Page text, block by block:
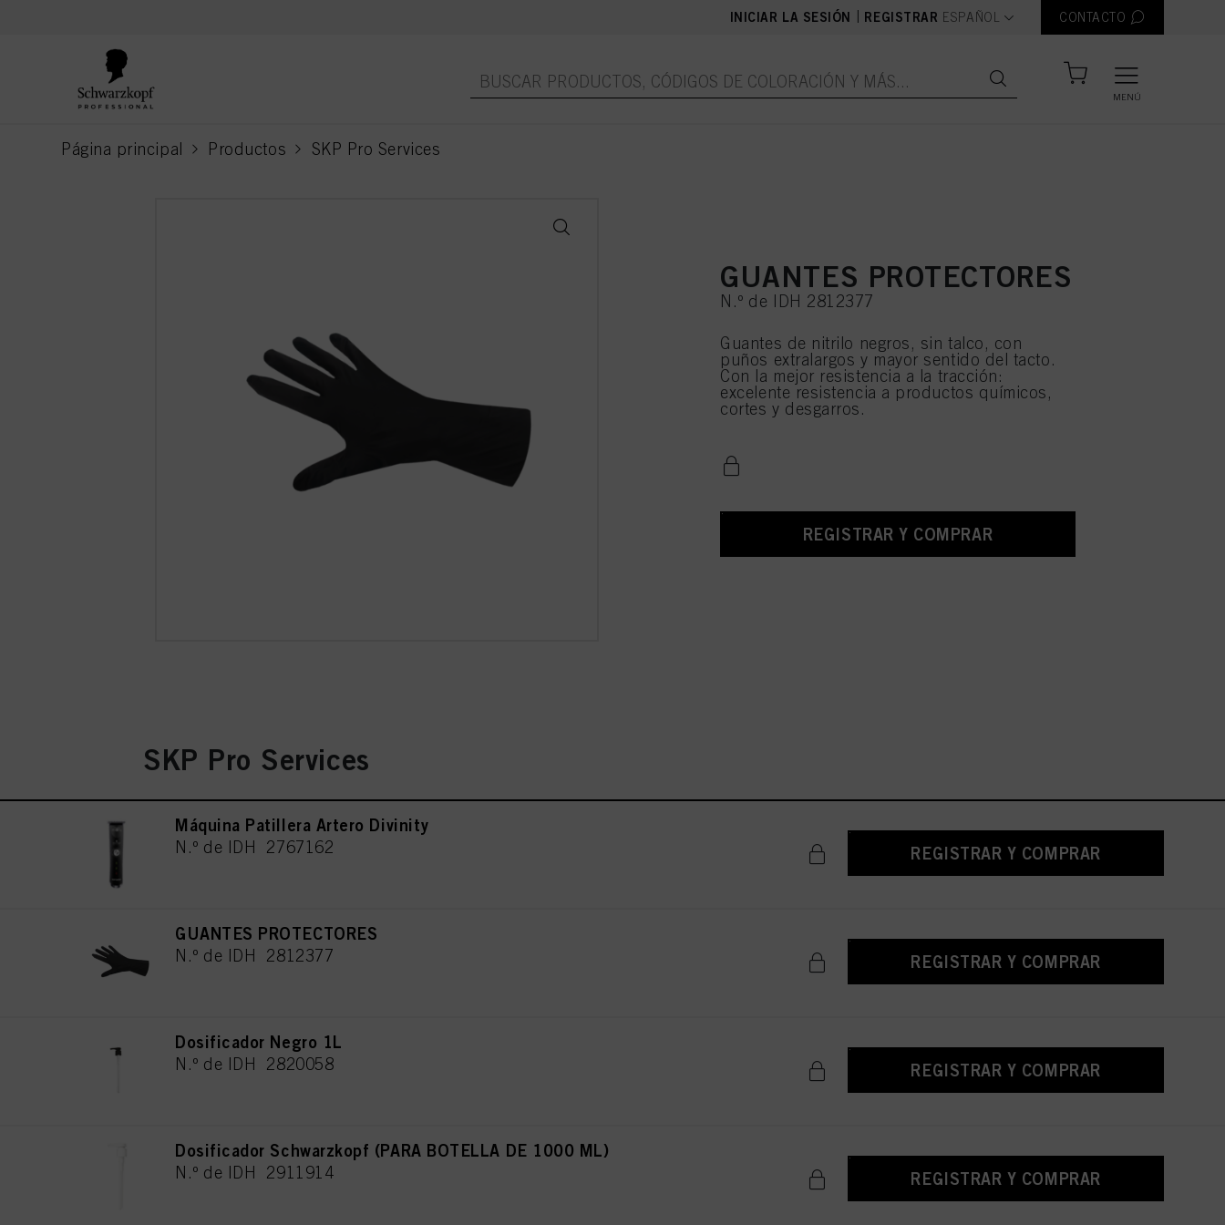
INICIAR LA SESIÓN REGISTRAR text.language
ESPAÑOL CONTACTO
MENÚ
Página principal Productos SKP Pro Services
current page
GUANTES PROTECTORES
N.º de IDH 2812377
Guantes de nitrilo negros, sin talco, con
puños extralargos y mayor sentido del tacto.
Con la mejor resistencia a la tracción:
excelente resistencia a productos químicos,
cortes y desgarros.
REGISTRAR Y COMPRAR
SKP Pro Services
Máquina Patillera Artero Divinity
N.º de IDH 2767162 REGISTRAR Y COMPRAR
GUANTES PROTECTORES
N.º de IDH 2812377 REGISTRAR Y COMPRAR
Dosificador Negro 1L
N.º de IDH 2820058 REGISTRAR Y COMPRAR
Dosificador Schwarzkopf (PARA BOTELLA DE 1000 ML)
N.º de IDH 2911914 REGISTRAR Y COMPRAR